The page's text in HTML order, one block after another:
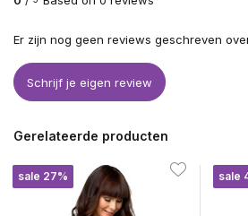
Er zijn nog geen reviews geschreven
Schrijf je eigen review
Gerelateerde producten
sale 27% sale